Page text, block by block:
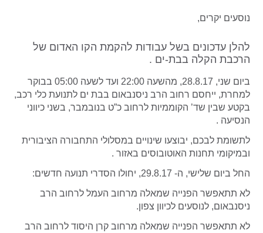
נוסעים יקרים,
להלן עדכונים בשל עבודות להקמת הקו האדום של
הרכבת הקלה בבת-ים .
ביום שני, 28.8.17, מהשעה 22:00 ועד לשעה 05:00 בבוקר
למחרת, ייחסם רחוב הרב ניסנבאום בבת ים לתנועת כלי רכב,
בקטע שבין שד’ הקוממיות לרחוב כ”ט בנובמבר, בשני כיווני
הנסיעה .
לתשומת לבכם, יבוצעו שינויים במסלולי התחבורה הציבורית
ובמיקומי תחנות האוטובוסים באזור .
החל ביום שלישי, ה- 29.8.17, יחולו הסדרי תנועה חדשים:
לא תתאפשר הפנייה שמאלה מרחוב העמל לרחוב הרב
ניסנבאום, לנוסעים לכיוון צפון.
לא תתאפשר הפנייה שמאלה מרחוב קרן היסוד לרחוב הרב